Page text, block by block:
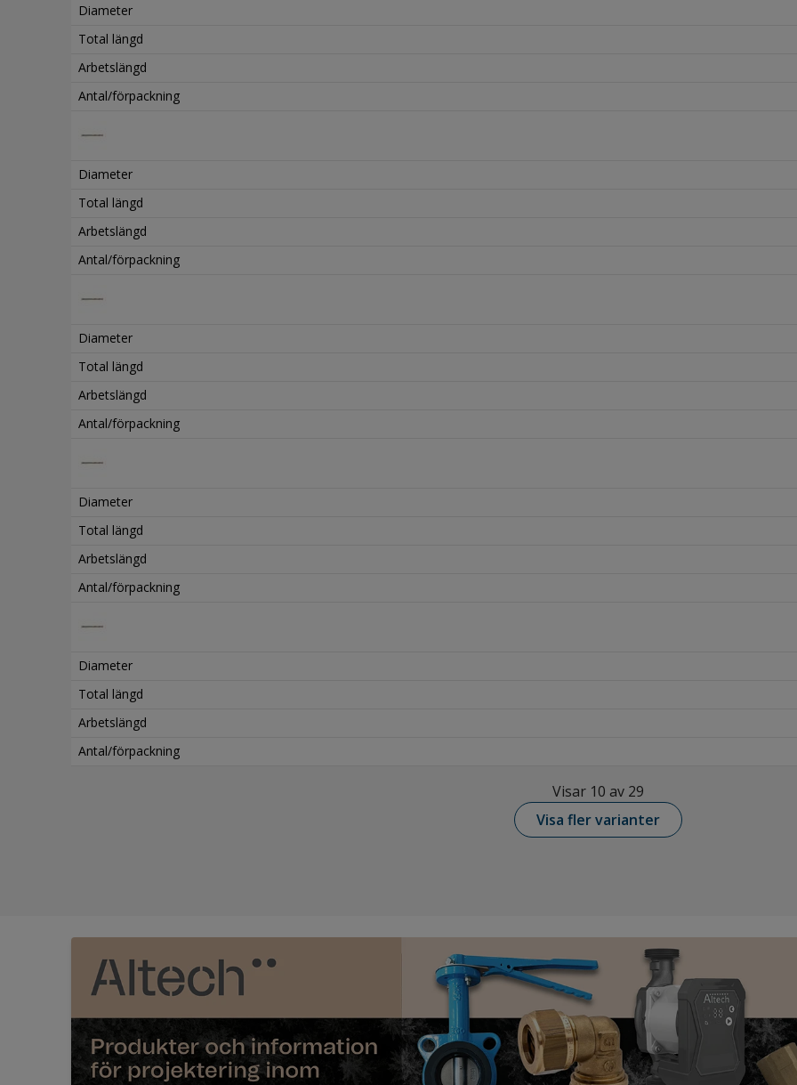
Diameter
Total längd
Arbetslängd
Antal/förpackning
Diameter
Total längd
Arbetslängd
Antal/förpackning
Diameter
Total längd
Arbetslängd
Antal/förpackning
Diameter
Total längd
Arbetslängd
Antal/förpackning
Diameter
Total längd
Arbetslängd
Antal/förpackning
Visar 10 av 29
Visa fler varianter